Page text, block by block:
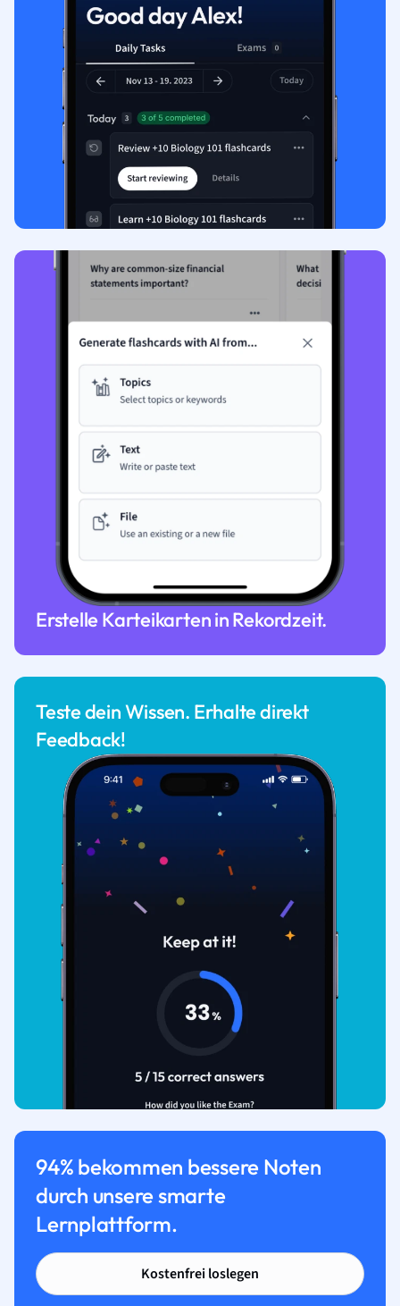
Erstelle Karteikarten in Rekordzeit.
Teste dein Wissen. Erhalte direkt
Feedback!
94% bekommen bessere Noten
durch unsere smarte
Lernplattform.
Kostenfrei loslegen